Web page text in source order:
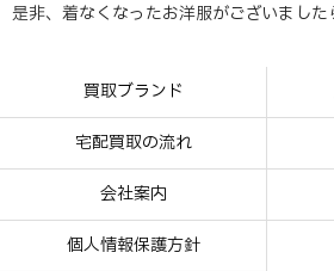
是非、着なくなったお洋服がございました
買取ブランド
宅配買取の流れ
会社案内
個人情報保護方針